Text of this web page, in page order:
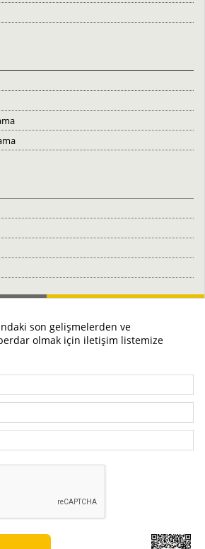
son gelişmelerden ve
olmak için iletişim listemize